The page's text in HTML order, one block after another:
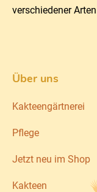
verschiedener
Über uns
Kakteengärtnerei
Pflege
Jetzt neu im Shop
Kakteen